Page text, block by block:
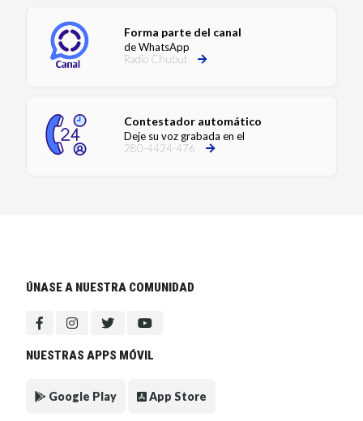
Forma parte del canal
de WhatsApp
Radio Chubut
Contestador automático
Deje su voz grabada en el
280-4424-476
ÚNASE A NUESTRA COMUNIDAD
NUESTRAS APPS MÓVIL
Google Play App Store